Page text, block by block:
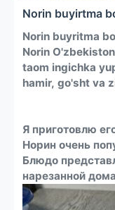
Norin buyirtma
Norin buyritma
Norin
taom ingichka
hamir, go'sht va
Я приготовлю
Норин очень
Блюдо
нарезанной